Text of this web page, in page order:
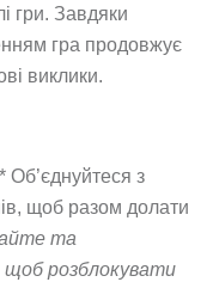
гри. Завдяки
гра продовжує
виклики.
Об’єднуйтеся з
щоб разом долати
та
щоб розблокувати